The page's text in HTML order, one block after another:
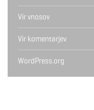
Vir vnosov
Vir komentarjev
WordPress.org